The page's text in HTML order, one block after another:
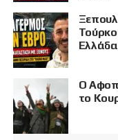
Ελλάδα
Ο
το